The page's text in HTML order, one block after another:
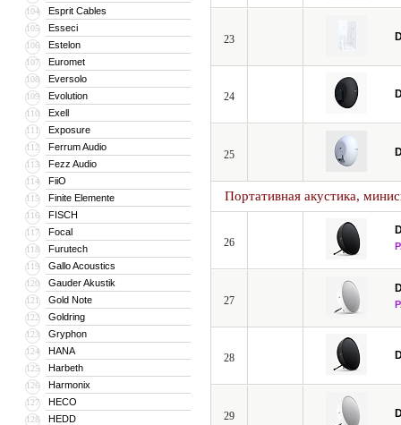
104 Esprit Cables
105 Esseci
106 Estelon
107 Euromet
108 Eversolo
109 Evolution
110 Exell
111 Exposure
112 Ferrum Audio
113 Fezz Audio
114 FiiO
115 Finite Elemente
116 FISCH
117 Focal
118 Furutech
119 Gallo Acoustics
120 Gauder Akustik
121 Gold Note
122 Goldring
123 Gryphon
124 HANA
125 Harbeth
126 Harmonix
127 HECO
128 HEDD
23
24
25
Портативная акустика,
26
27
28
29